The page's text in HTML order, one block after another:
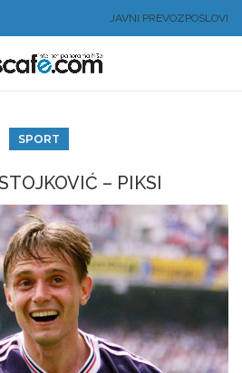
JAVNI PREVOZPOSLOVI
SPORT
– PIKSI